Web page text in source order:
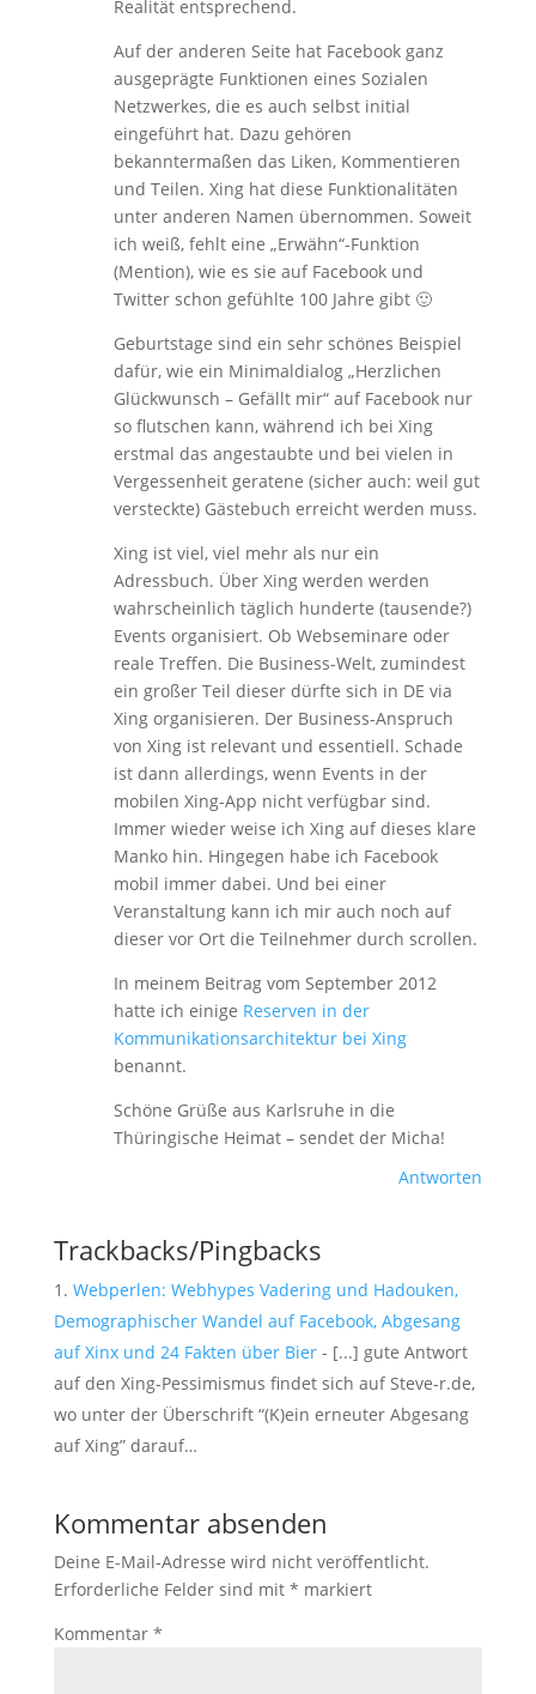
Realität entsprechend.
Auf der anderen Seite hat Facebook ganz
ausgeprägte Funktionen eines Sozialen
Netzwerkes, die es auch selbst initial
eingeführt hat. Dazu gehören
bekanntermaßen das Liken, Kommentieren
und Teilen. Xing hat diese Funktionalitäten
unter anderen Namen übernommen. Soweit
ich weiß, fehlt eine „Erwähn“-Funktion
(Mention), wie es sie auf Facebook und
Twitter schon gefühlte 100 Jahre gibt 🙂
Geburtstage sind ein sehr schönes Beispiel
dafür, wie ein Minimaldialog „Herzlichen
Glückwunsch – Gefällt mir“ auf Facebook nur
so flutschen kann, während ich bei Xing
erstmal das angestaubte und bei vielen in
Vergessenheit geratene (sicher auch: weil gut
versteckte) Gästebuch erreicht werden muss.
Xing ist viel, viel mehr als nur ein
Adressbuch. Über Xing werden werden
wahrscheinlich täglich hunderte (tausende?)
Events organisiert. Ob Webseminare oder
reale Treffen. Die Business-Welt, zumindest
ein großer Teil dieser dürfte sich in DE via
Xing organisieren. Der Business-Anspruch
von Xing ist relevant und essentiell. Schade
ist dann allerdings, wenn Events in der
mobilen Xing-App nicht verfügbar sind.
Immer wieder weise ich Xing auf dieses klare
Manko hin. Hingegen habe ich Facebook
mobil immer dabei. Und bei einer
Veranstaltung kann ich mir auch noch auf
dieser vor Ort die Teilnehmer durch scrollen.
In meinem Beitrag vom September 2012
hatte ich einige Reserven in der
Kommunikationsarchitektur bei Xing
benannt.
Schöne Grüße aus Karlsruhe in die
Thüringische Heimat – sendet der Micha!
Antworten
Trackbacks/Pingbacks
Webperlen: Webhypes Vadering und Hadouken,
Demographischer Wandel auf Facebook, Abgesang
auf Xinx und 24 Fakten über Bier- [...] gute Antwort
auf den Xing-Pessimismus findet sich auf Steve-r.de,
wo unter der Überschrift “(K)ein erneuter Abgesang
auf Xing” darauf…
Kommentar absenden
Deine E-Mail-Adresse wird nicht veröffentlicht.
Erforderliche Felder sind mit * markiert
Kommentar *